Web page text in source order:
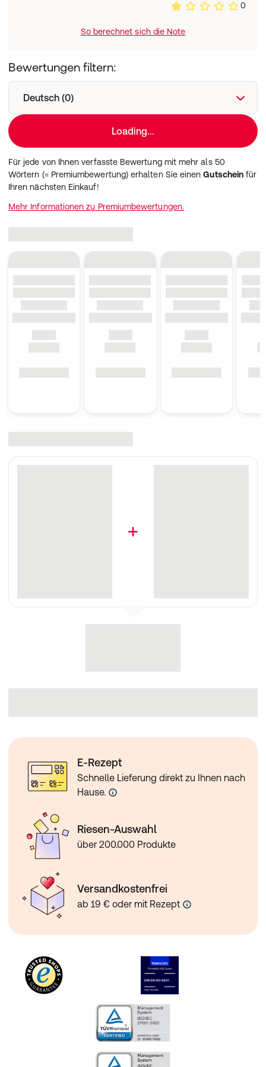
0
So berechnet sich die Note
Bewertungen filtern:
Deutsch (0)
Loading...
Für jede von Ihnen verfasste Bewertung mit mehr als 50
Wörtern (= Premiumbewertung) erhalten Sie einenGutschein für
Ihren nächsten Einkauf!
Mehr Informationen zu Premiumbewertungen.
E-Rezept
Schnelle Lieferung direkt zu Ihnen nach
Hause.
Riesen-Auswahl
über 200.000 Produkte
Versandkostenfrei
ab 19 € oder mit Rezept